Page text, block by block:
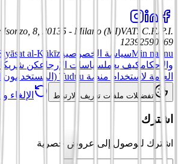
Isonzo, 8, 20135 - Milano (MI)VAT: C.F./P.I.
12392590969
Min nahnuسياسة الخصوصية al-Kūkīz
والأحكامكيف يعملسياسات الإرجاعكن شريكًا
العامة لاستخدام منصة Tuduu (المستخدمون المهنيون)
تفضيلات ملفات تعريف الارتباط الإلغاء
اشترك
اشترك للوصول إلى عروض حصرية